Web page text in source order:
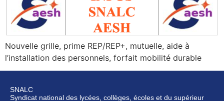
Nouvelle grille, prime REP/REP+, mutuelle, aide à
l’installation des personnels, forfait mobilité durable
SNALC
Syndicat national des lycées, collèges, écoles et du supérieur